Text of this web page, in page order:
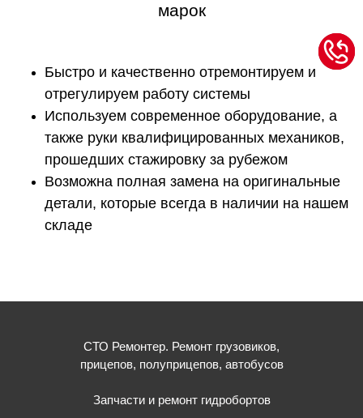
марок
Быстро и качественно отремонтируем и
отрегулируем работу системы
Используем современное оборудование, а
также руки квалифицированных механиков,
прошедших стажировку за рубежом
Возможна полная замена на оригинальные
детали, которые всегда в наличии на нашем
складе
СТО Ремонтер. Ремонт грузовиков,
прицепов, полуприцепов, автобусов
Запчасти и ремонт гидробортов